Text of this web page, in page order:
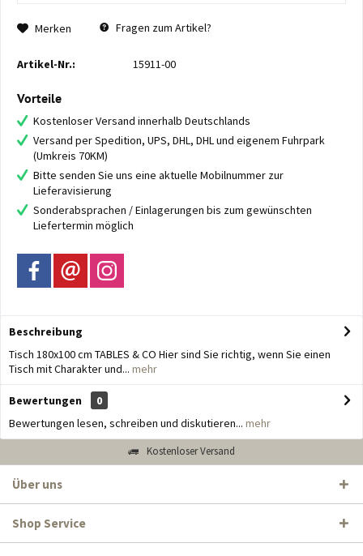
Merken Fragen zum Artikel?
Artikel-Nr.: 15911-00
Vorteile
Kostenloser Versand innerhalb Deutschlands
Versand per Spedition, UPS, DHL, DHL und eigenem Fuhrpark
(Umkreis 70KM)
Bitte senden Sie uns eine aktuelle Mobilnummer zur
Lieferavisierung
Sonderabsprachen / Einlagerungen bis zum gewünschten
Liefertermin möglich
Beschreibung
Tisch 180x100 cm TABLES & CO Hier sind Sie richtig, wenn Sie einen
Tisch mit Charakter und... mehr
Bewertungen
0
Bewertungen lesen, schreiben und diskutieren... mehr
Kostenloser Versand
Über uns
Shop Service